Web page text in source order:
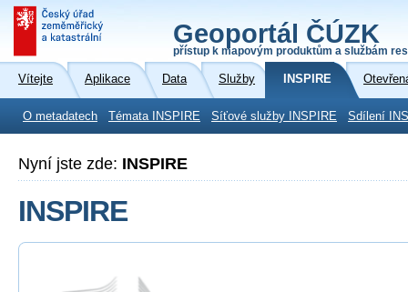
Geoportál ČÚZK
přístup k mapovým produktům a službám
Vítejte Aplikace Data Služby INSPIRE
O metadatech Témata INSPIRE Síťové služby INSPIRE Sdílení
Nyní jste zde: INSPIRE
INSPIRE